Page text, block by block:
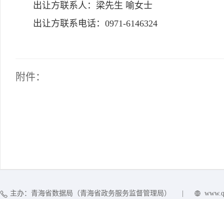
出让方联系人： 梁先生 喻女士
出让方联系电话： 0971-6146324
附件：
主办：青海省数据局（青海省政务服务监督管理局）